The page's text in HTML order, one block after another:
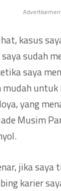
kasus
saya sudah
saya
mudah
yang
Musim
jika
karier